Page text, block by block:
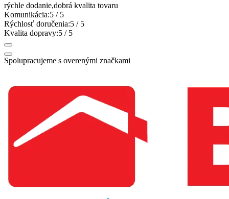
rýchle dodanie,dobrá kvalita tovaru
Komunikácia:5 / 5
Rýchlosť doručenia:5 / 5
Kvalita dopravy:5 / 5
Spolupracujeme s overenými značkami